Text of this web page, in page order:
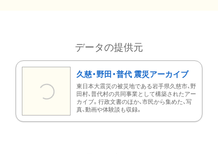
データの提供元
久慈・野田・普代 震災アーカイブ
東日本大震災の被災地である岩手県久慈市、野
田村、普代村の共同事業として構築されたアー
カイブ。行政文書のほか、市民から集めた、写
真、動画や体験談も収録。